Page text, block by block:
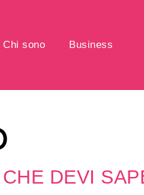
Chi sono Business
DEVI